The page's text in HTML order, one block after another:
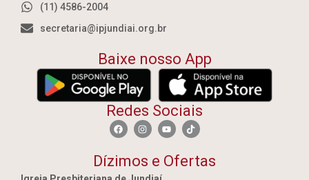
(11) 4586-2004
secretaria@ipjundiai.org.br
Baixe nosso App
Redes Sociais
Dízimos e Ofertas